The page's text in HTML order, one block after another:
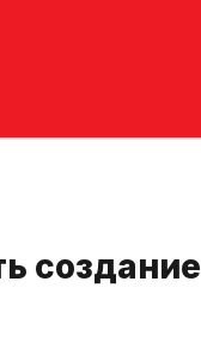
создание